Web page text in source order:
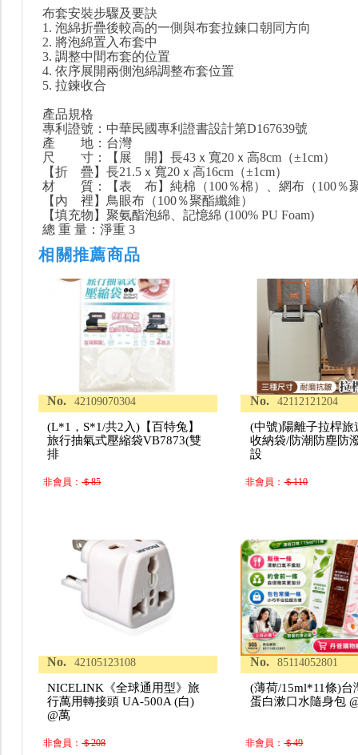
布套安裝步驟及要訣
1. 泡綿折疊後較高的一側與布套拉鍊口朝同方向
2. 將泡綿置入布套中
3. 調整中間布套的位置
4. 依序展開兩側泡綿調整布套位置
5. 拉鍊收合
產品規格
專利證號：中華民國專利證書設計第D167639號
產 地：台灣
尺 寸：【展 開】長43ｘ寬20ｘ高8cm（±1cm）
【折 疊】長21.5ｘ寬20ｘ高16cm（±1cm）
材 質：【表 布】純棉（100％棉）、網布（100％
【內 裡】鳥眼布（100％聚酯纖維）
【填充物】聚氨酯泡綿、記憶綿 (100% PU Foam)
總 重 量：淨重 3
相關推薦商品
No. 42109070304
(L*1，S*1/共2入)【百特兔】
旅行抽氣式壓縮袋VB7873(雙
排
非會員：＄85
No. 42112121204
(中號)陽離子拉桿旅
收納袋/防潮防塵防
設
非會員：＄110
No. 42105123108
NICELINK《全球通用型》旅
行萬用轉接頭 UA-500A (白)
@萬
非會員：＄208
No. 85114052801
(薄荷/15ml*11條)台
蛋白漱口水隨身包
非會員：＄49